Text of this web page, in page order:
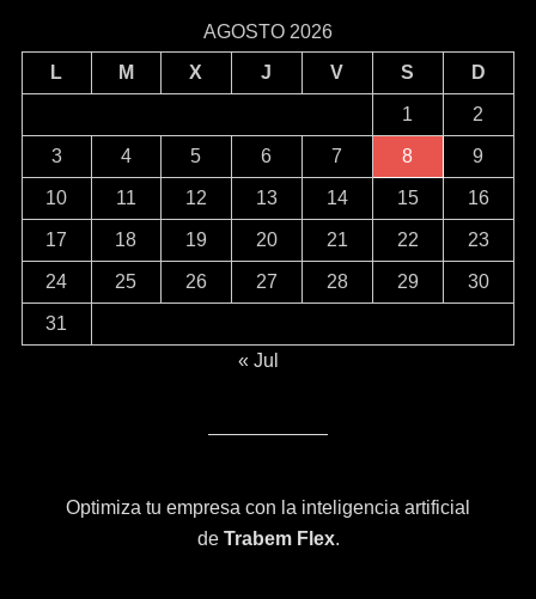
AGOSTO 2026
L
M X J V S D
1 2
3 4 5 6 7 8 9
10 11 12 13 14 15 16
17 18 19 20 21 22 23
24 25 26 27 28 29 30
31
« Jul
Optimiza tu empresa con la inteligencia artificial
de Trabem Flex.